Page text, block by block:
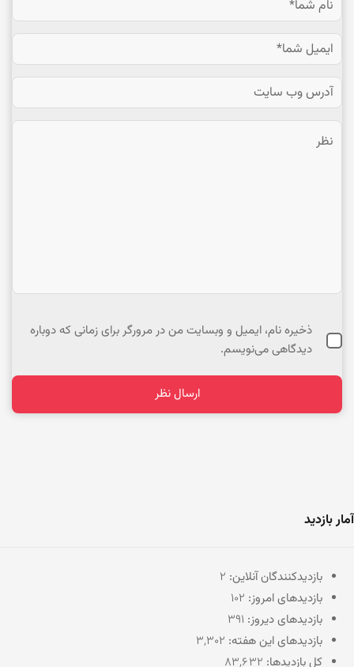
ذخیره نام، ایمیل و وبسایت من در مرورگر برای زمانی که دوباره
دیدگاهی می‌نویسم.
آمار بازدید
بازدیدکنندگان آنلاین: 2
بازدیدهای امروز: 102
بازدیدهای دیروز: 391
بازدیدهای این هفته: 3,302
کل بازدیدها: 83,632